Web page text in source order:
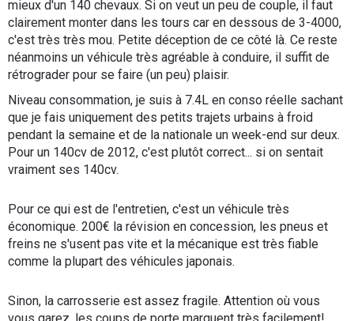
mieux d'un 140 chevaux. Si on veut un peu de couple, il faut
clairement monter dans les tours car en dessous de 3-4000,
c'est très très mou. Petite déception de ce côté là. Ce reste
néanmoins un véhicule très agréable à conduire, il suffit de
rétrograder pour se faire (un peu) plaisir.
Niveau consommation, je suis à 7.4L en conso réelle sachant
que je fais uniquement des petits trajets urbains à froid
pendant la semaine et de la nationale un week-end sur deux.
Pour un 140cv de 2012, c'est plutôt correct... si on sentait
vraiment ses 140cv.
Pour ce qui est de l'entretien, c'est un véhicule très
économique. 200€ la révision en concession, les pneus et
freins ne s'usent pas vite et la mécanique est très fiable
comme la plupart des véhicules japonais.
Sinon, la carrosserie est assez fragile. Attention où vous